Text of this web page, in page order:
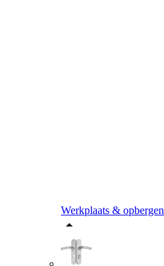
Werkplaats & opbergen